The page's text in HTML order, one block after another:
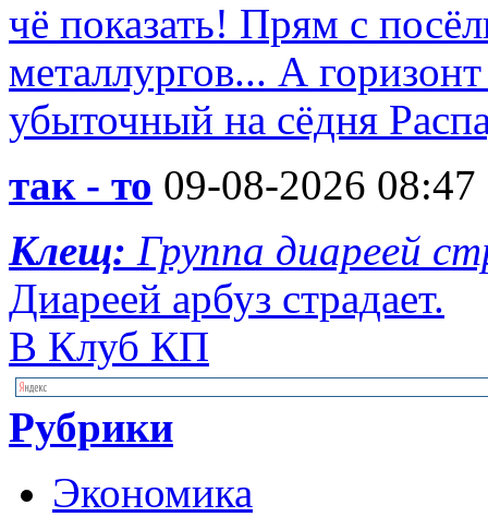
чё показать! Прям с
металлургов... А
убыточный на сёдня
так - то 09-08-2026 08:47
Клещ: Группа диареей
Диареей арбуз страдает.
В Клуб КП
Рубрики
Экономика